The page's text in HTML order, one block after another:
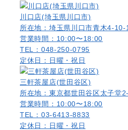
川口店(埼玉県川口市)
所在地：埼玉県川口市青木4-10-
営業時間：10:00〜18:00
TEL：048-250-0795
定休日：日曜・祝日
三軒茶屋店(世田谷区)
所在地：東京都世田谷区太子堂
営業時間：10:00〜18:00
TEL：03-6413-8833
定休日：日曜・祝日